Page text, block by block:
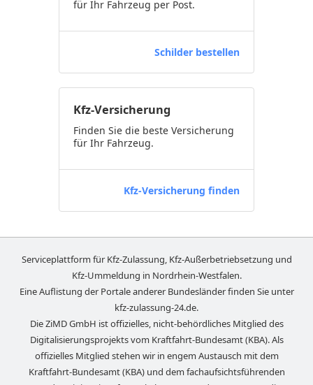
für Ihr Fahrzeug per Post.
Schilder bestellen
Kfz-Versicherung
Finden Sie die beste Versicherung
für Ihr Fahrzeug.
Kfz-Versicherung finden
Serviceplattform für Kfz-Zulassung, Kfz-Außerbetriebsetzung und
Kfz-Ummeldung in Nordrhein-Westfalen.
Eine Auflistung der Portale anderer Bundesländer finden Sie unter
kfz-zulassung-24.de.
Die ZiMD GmbH ist offizielles, nicht-behördliches Mitglied des
Digitalisierungsprojekts vom Kraftfahrt-Bundesamt (KBA). Als
offizielles Mitglied stehen wir in engem Austausch mit dem
Kraftfahrt-Bundesamt (KBA) und dem fachaufsichtsführenden